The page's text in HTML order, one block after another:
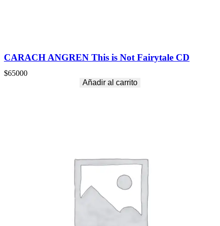
CARACH ANGREN This is Not Fairytale CD
$65000
Añadir al carrito